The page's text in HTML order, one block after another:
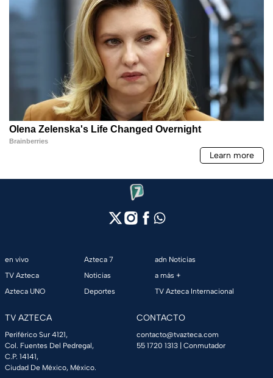
en vivo
TV Azteca
Azteca UNO
Azteca 7
Noticias
Deportes
adn Noticias
a más +
TV Azteca Internacional
TV AZTECA
Periférico Sur 4121,
Col. Fuentes Del Pedregal,
C.P. 14141,
Ciudad De México, México.
CONTACTO
contacto@tvazteca.com
55 1720 1313 | Conmutador